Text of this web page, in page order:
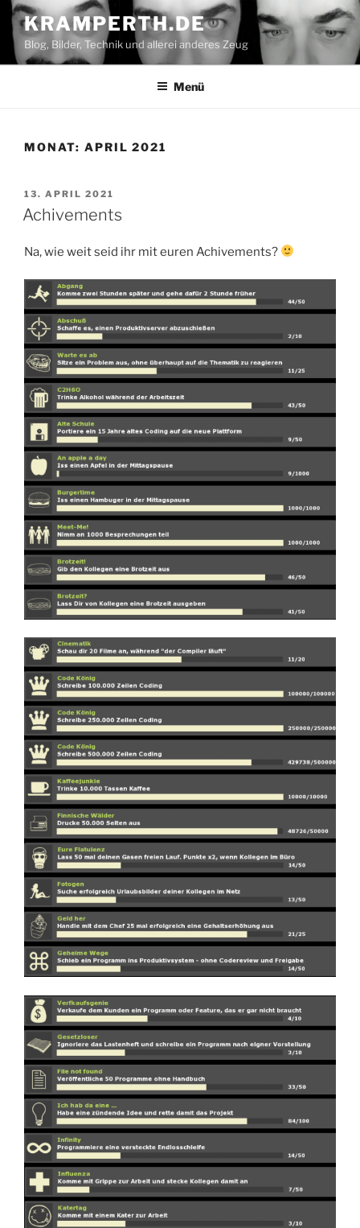
Zum
Inhalt
springen
KRAMPERTH.DE
Blog, Bilder, Technik und allerei anderes Zeug
Menü
MONAT: APRIL 2021
VERÖFFENTLICHT
AM
13. APRIL 2021
Achivements
Na, wie weit seid ihr mit euren Achivements?